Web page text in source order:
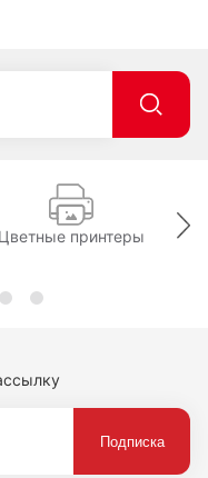
Цветные принтеры